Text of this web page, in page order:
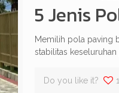
5 Jenis
Memilih pola paving
stabilitas
Do you like it? 1